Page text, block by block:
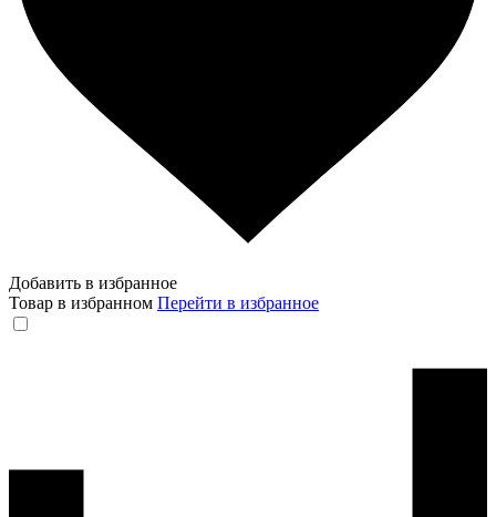
Добавить в избранное
Товар в избранном Перейти в избранное